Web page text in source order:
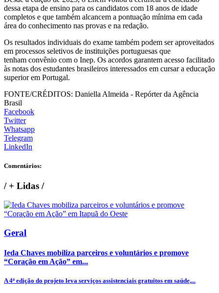
dessa etapa de ensino para os candidatos com 18 anos de idade
completos e que também alcancem a pontuação mínima em cada
área do conhecimento nas provas e na redação.
Os resultados individuais do exame também podem ser aproveitados
em processos seletivos de instituições portuguesas que
tenham convênio com o Inep. Os acordos garantem acesso facilitado
às notas dos estudantes brasileiros interessados em cursar a educação
superior em Portugal.
FONTE/CRÉDITOS: Daniella Almeida - Repórter da Agência
Brasil
Facebook
Twitter
Whatsapp
Telegram
LinkedIn
Comentários:
/+ Lidas /
Geral
Ieda Chaves mobiliza parceiros e voluntários e promove
“Coração em Ação” em...
A 4ª edição do projeto leva serviços assistenciais gratuitos em saúde,...